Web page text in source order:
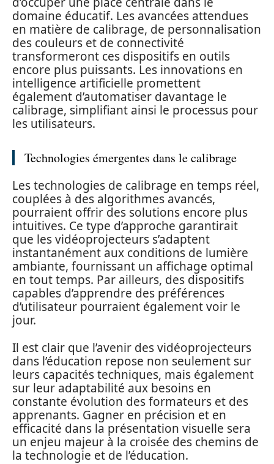
domaine éducatif. Les avancées attendues
en matière de calibrage, de personnalisation
des couleurs et de connectivité
transformeront ces dispositifs en outils
encore plus puissants. Les innovations en
intelligence artificielle promettent
également d’automatiser davantage le
calibrage, simplifiant ainsi le processus pour
les utilisateurs.
Technologies émergentes dans le calibrage
Les technologies de calibrage en temps réel,
couplées à des algorithmes avancés,
pourraient offrir des solutions encore plus
intuitives. Ce type d’approche garantirait
que les vidéoprojecteurs s’adaptent
instantanément aux conditions de lumière
ambiante, fournissant un affichage optimal
en tout temps. Par ailleurs, des dispositifs
capables d’apprendre des préférences
d’utilisateur pourraient également voir le
jour.
Il est clair que l’avenir des vidéoprojecteurs
dans l’éducation repose non seulement sur
leurs capacités techniques, mais également
sur leur adaptabilité aux besoins en
constante évolution des formateurs et des
apprenants. Gagner en précision et en
efficacité dans la présentation visuelle sera
un enjeu majeur à la croisée des chemins de
la technologie et de l’éducation.